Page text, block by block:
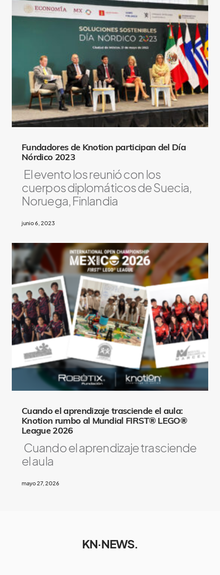
Fundadores de Knotion participan del Día
Nórdico 2023
El evento los reunió con los
cuerpos diplomáticos de Suecia,
Noruega, Finlandia
junio 6, 2023
Cuando el aprendizaje trasciende el aula:
Knotion rumbo al Mundial FIRST® LEGO®
League 2026
Cuando el aprendizaje trasciende
el aula
mayo 27, 2026
KN·NEWS.